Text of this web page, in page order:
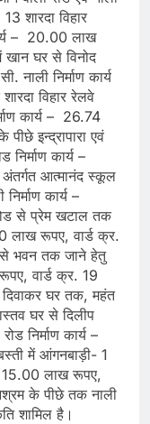
शारदा विहार
– 20.00 लाख
खान घर से विनोद
नाली निर्माण कार्य
विहार रेलवे
कार्य – 26.74
इन्द्रापारा एवं
कार्य –
आत्मानंद स्कूल
कार्य –
से प्रेम खटाल तक
लाख रूपए, वार्ड क्र.
से भवन तक जाने हेतु
वार्ड क्र. 19
दिवाकर घर तक, महंत
घर से दिलीप
निर्माण कार्य –
में आंगनबाड़ी- 1
15.00 लाख रूपए,
के पीछे तक नाली
शामिल है।